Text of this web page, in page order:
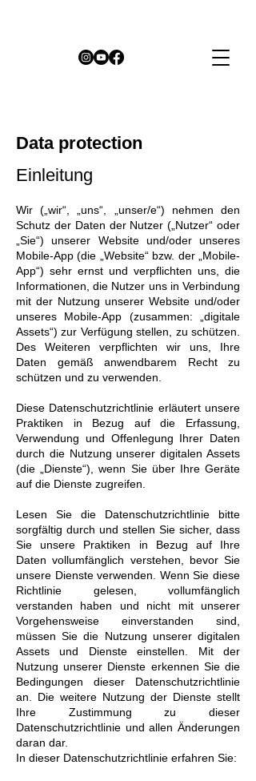
Data protection
Einleitung
Wir („wir“, „uns“, „unser/e“) nehmen den
Schutz der Daten der Nutzer („Nutzer“ oder
„Sie“) unserer Website und/oder unseres
Mobile-App (die „Website“ bzw. der „Mobile-
App“) sehr ernst und verpflichten uns, die
Informationen, die Nutzer uns in Verbindung
mit der Nutzung unserer Website und/oder
unseres Mobile-App (zusammen: „digitale
Assets“) zur Verfügung stellen, zu schützen.
Des Weiteren verpflichten wir uns, Ihre
Daten gemäß anwendbarem Recht zu
schützen und zu verwenden.
Diese Datenschutzrichtlinie erläutert unsere
Praktiken in Bezug auf die Erfassung,
Verwendung und Offenlegung Ihrer Daten
durch die Nutzung unserer digitalen Assets
(die „Dienste“), wenn Sie über Ihre Geräte
auf die Dienste zugreifen.
Lesen Sie die Datenschutzrichtlinie bitte
sorgfältig durch und stellen Sie sicher, dass
Sie unsere Praktiken in Bezug auf Ihre
Daten vollumfänglich verstehen, bevor Sie
unsere Dienste verwenden. Wenn Sie diese
Richtlinie gelesen, vollumfänglich
verstanden haben und nicht mit unserer
Vorgehensweise einverstanden sind,
müssen Sie die Nutzung unserer digitalen
Assets und Dienste einstellen. Mit der
Nutzung unserer Dienste erkennen Sie die
Bedingungen dieser Datenschutzrichtlinie
an. Die weitere Nutzung der Dienste stellt
Ihre Zustimmung zu dieser
Datenschutzrichtlinie und allen Änderungen
daran dar.
In dieser Datenschutzrichtlinie erfahren Sie: